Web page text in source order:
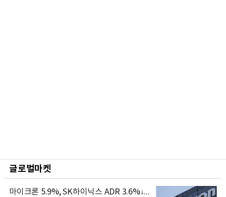
글로벌마켓
마이크론 5.9%, SK하이닉스 ADR 3.6%↓...